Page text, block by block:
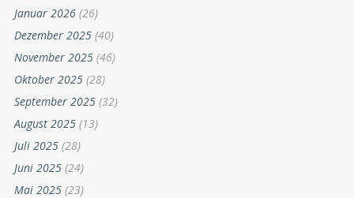
Januar 2026 (26)
Dezember 2025 (40)
November 2025 (46)
Oktober 2025 (28)
September 2025 (32)
August 2025 (13)
Juli 2025 (28)
Juni 2025 (24)
Mai 2025 (23)